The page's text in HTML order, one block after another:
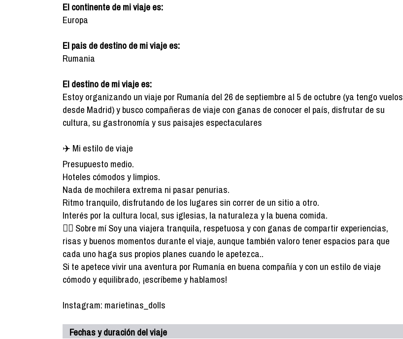
El continente de mi viaje es:
Europa
El pais de destino de mi viaje es:
Rumania
El destino de mi viaje es:
Estoy organizando un viaje por Rumanía del 26 de septiembre al 5 de octubre (ya tengo vuelos
desde Madrid) y busco compañeras de viaje con ganas de conocer el país, disfrutar de su
cultura, su gastronomía y sus paisajes espectaculares
✈️ Mi estilo de viaje
Presupuesto medio.
Hoteles cómodos y limpios.
Nada de mochilera extrema ni pasar penurias.
Ritmo tranquilo, disfrutando de los lugares sin correr de un sitio a otro.
Interés por la cultura local, sus iglesias, la naturaleza y la buena comida.
🙋‍♀️ Sobre mí Soy una viajera tranquila, respetuosa y con ganas de compartir experiencias,
risas y buenos momentos durante el viaje, aunque también valoro tener espacios para que
cada uno haga sus propios planes cuando le apetezca..
Si te apetece vivir una aventura por Rumanía en buena compañía y con un estilo de viaje
cómodo y equilibrado, ¡escríbeme y hablamos!
Instagram: marietinas_dolls
Fechas y duración del viaje